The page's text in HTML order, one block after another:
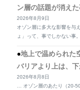
ン層の話題が消え
2026年8月9日
オゾン層に多大な影響を与
ょ」って、事でしかない事
地上で温められた
バリアより上は、
2026年8月8日
… オゾン層のあたり（20-